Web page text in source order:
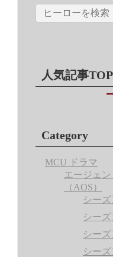
人気記事
Category
MCU ドラマ
エージェ
（AOS）
シーズ
シーズ
シーズ
シーズ